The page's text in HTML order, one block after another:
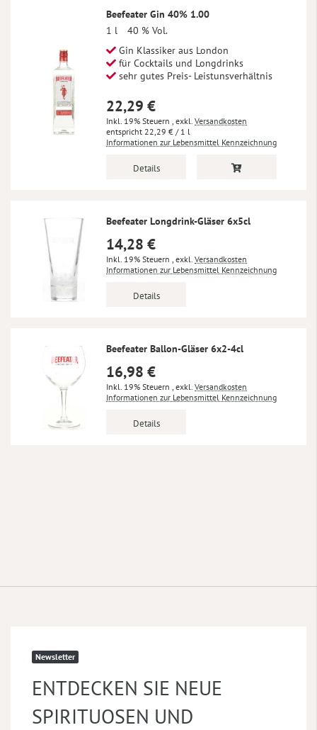
Beefeater Gin 40% 1.00
1 l
40 % Vol.
Gin Klassiker aus London
für Cocktails und Longdrinks
sehr gutes Preis- Leistunsverhältnis
22,29 €
Inkl. 19% Steuern , exkl. Versandkosten
22,29 € / 1 l
Informationen zur Lebensmittel Kennzeichnung
Details
Beefeater Longdrink-Gläser 6x5cl
14,28 €
Inkl. 19% Steuern , exkl. Versandkosten
Informationen zur Lebensmittel Kennzeichnung
Details
Beefeater Ballon-Gläser 6x2-4cl
16,98 €
Inkl. 19% Steuern , exkl. Versandkosten
Informationen zur Lebensmittel Kennzeichnung
Details
Newsletter
ENTDECKEN SIE NEUE
SPIRITUOSEN UND